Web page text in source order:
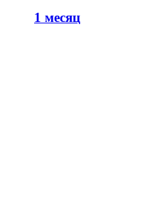
1 месяц